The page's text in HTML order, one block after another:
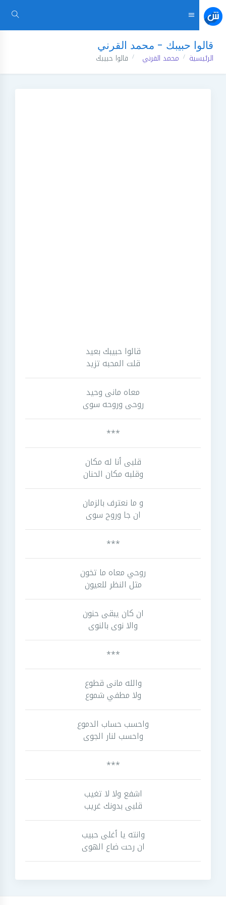
قالوا حبيبك - محمد القرني
الرئيسية محمد القرني قالوا حبيبك
قالوا حبيبك بعيد
قلت المحبه تزيد
معاه مانى وحيد
روحى وروحه سوى
***
قلبى أنا له مكان
وقلبه مكان الحنان
و ما نعترف بالزمان
ان جا وروح سوى
***
روحي معاه ما تخون
مثل النظر للعيون
ان كان يبقى حنون
والا نوى بالنوى
***
والله مانى قطوع
ولا مطفي شموع
واحسب حساب الدموع
واحسب لنار الجوى
***
اشفع ولا لا تغيب
قلبى بدونك غريب
وانته يا أغلى حبيب
ان رحت ضاع الهوى